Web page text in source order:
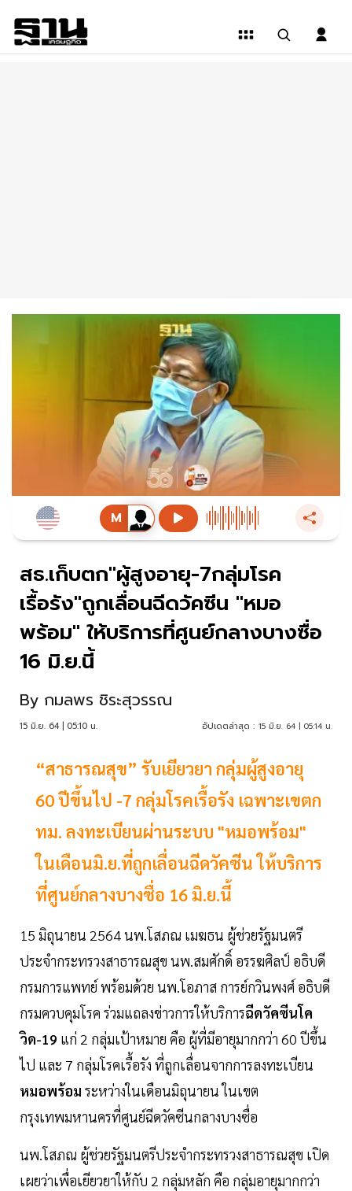
สธ.เก็บตก"ผู้สูงอายุ-7กลุ่มโรค
เรื้อรัง"ถูกเลื่อนฉีดวัคซีน "หมอ
พร้อม" ให้บริการที่ศูนย์กลางบางซื่อ
16 มิ.ย.นี้
By กมลพร ชิระสุวรรณ
15 มิ.ย. 64 | 05:10 น. อัปเดตล่าสุด : 15 มิ.ย. 64 | 05:14 น.
“สาธารณสุข” รับเยียวยา กลุ่มผู้สูงอายุ
60 ปีขึ้นไป -7 กลุ่มโรคเรื้อรัง เฉพาะเขตก
ทม. ลงทะเบียนผ่านระบบ "หมอพร้อม"
ในเดือนมิ.ย.ที่ถูกเลื่อนฉีดวัคซีน ให้บริการ
ที่ศูนย์กลางบางซื่อ 16 มิ.ย.นี้
15 มิถุนายน 2564 นพ.โสภณ เมฆธน ผู้ช่วยรัฐมนตรี
ประจำกระทรวงสาธารณสุข นพ.สมศักดิ์ อรรฆศิลป์ อธิบดี
กรมการแพทย์ พร้อมด้วย นพ.โอภาส การย์กวินพงศ์ อธิบดี
กรมควบคุมโรค ร่วมแถลงข่าวการให้บริการฉีดวัคซีนโค
วิด-19 แก่ 2 กลุ่มเป้าหมาย คือ ผู้ที่มีอายุมากกว่า 60 ปีขึ้น
ไป และ 7 กลุ่มโรคเรื้อรัง ที่ถูกเลื่อนจากการลงทะเบียน
หมอพร้อม ระหว่างในเดือนมิถุนายน ในเขต
กรุงเทพมหานครที่ศูนย์ฉีดวัคซีนกลางบางซื่อ
นพ.โสภณ ผู้ช่วยรัฐมนตรีประจำกระทรวงสาธารณสุข เปิด
เผยว่าเพื่อเยียวยาให้กับ 2 กลุ่มหลัก คือ กลุ่มอายุมากกว่า